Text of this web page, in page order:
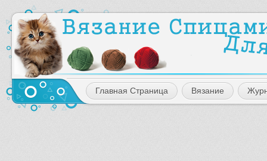
Главная Страница Вязание